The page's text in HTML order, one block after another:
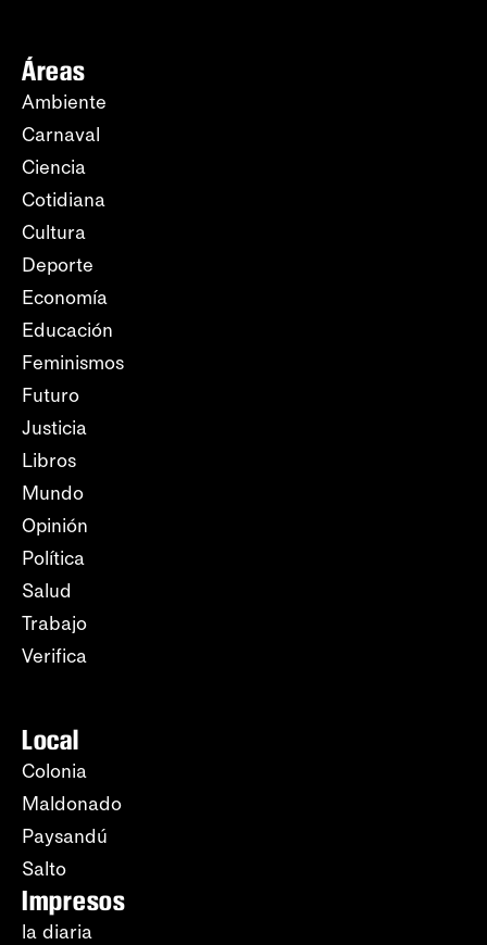
Áreas
Ambiente
Carnaval
Ciencia
Cotidiana
Cultura
Deporte
Economía
Educación
Feminismos
Futuro
Justicia
Libros
Mundo
Opinión
Política
Salud
Trabajo
Verifica
Local
Colonia
Maldonado
Paysandú
Salto
Impresos
la diaria